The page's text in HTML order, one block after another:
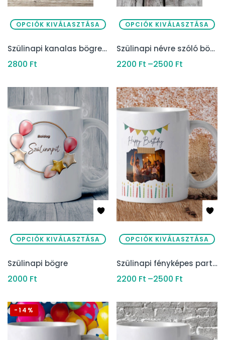
OPCIÓK KIVÁLASZTÁSA
Szülinapi kanalas bögre két színben
2800 Ft
OPCIÓK KIVÁLASZTÁSA
Szülinapi névre szóló bögre
2200 Ft –2500 Ft
OPCIÓK KIVÁLASZTÁSA
Szülinapi bögre
2000 Ft
OPCIÓK KIVÁLASZTÁSA
Szülinapi fényképes parti bögre
2200 Ft –2500 Ft
-14%